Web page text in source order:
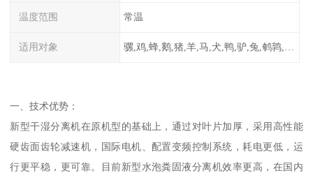
温度范围 常温
适用对象 骡,鸡,蜂,鹅,猪,羊,马,犬,鸭,驴,兔,鹌鹑,牛,鸽
一、技术优势：
新型干湿分离机在原机型的基础上，通过对叶片加厚，采用高性能
硬齿面齿轮减速机，国际电机、配置变频控制系统，耗电更低，运
行更平稳，更可靠。目前新型水泡粪固液分离机效率更高，在国内